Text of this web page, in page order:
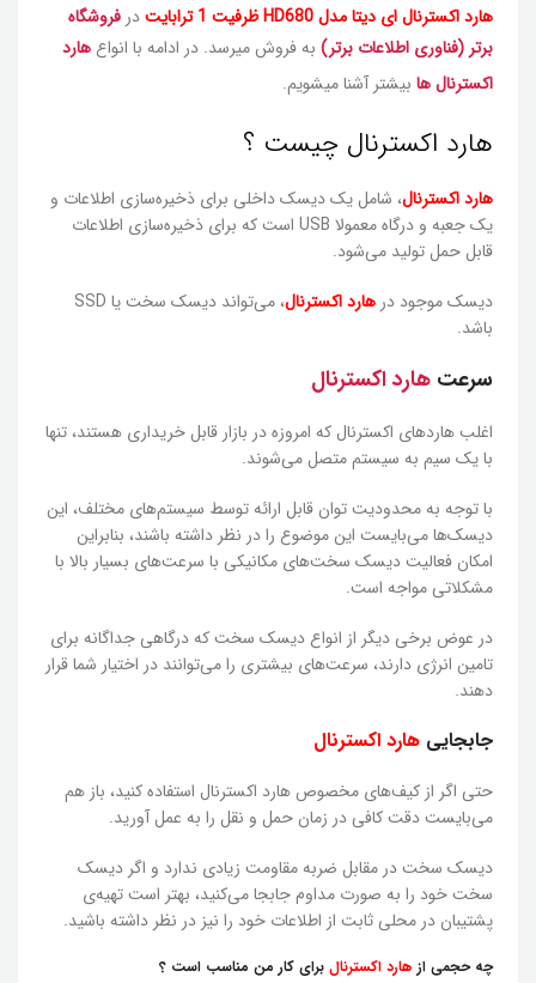
هارد اکسترنال ای دیتا مدل HD680 ظرفیت 1 ترابایت در فروشگاه
برتر (فناوری اطلاعات برتر) به فروش میرسد. در ادامه با انواعهارد
اکسترنال ها بیشتر آشنا میشویم.
هارد اکسترنال چیست ؟
هارد اکسترنال، شامل یک دیسک داخلی برای ذخیره‌سازی اطلاعات و
یک جعبه و درگاه معمولا USB است که برای ذخیره‌سازی اطلاعات
قابل حمل تولید می‌شود.
دیسک موجود در هارد اکسترنال
، می‌تواند دیسک سخت یا SSD
باشد.
سرعت هارد اکسترنال
اغلب هاردهای اکسترنال که امروزه در بازار قابل خریداری هستند، تنها
با یک سیم به سیستم متصل می‌شوند.
با توجه به محدودیت توان قابل ارائه توسط سیستم‌های مختلف، این
دیسک‌ها می‌بایست این موضوع را در نظر داشته باشند، بنابراین
امکان فعالیت دیسک سخت‌های مکانیکی با سرعت‌های بسیار بالا با
مشکلاتی مواجه است.
در عوض برخی دیگر از انواع دیسک سخت که درگاهی جداگانه برای
تامین انرژی دارند، سرعت‌های بیشتری را می‌توانند در اختیار شما قرار
دهند.
جابجایی هارد اکسترنال
حتی اگر از کیف‌های مخصوص هارد اکسترنال استفاده کنید، باز هم
می‌بایست دقت کافی در زمان حمل و نقل را به عمل آورید.
دیسک سخت در مقابل ضربه مقاومت زیادی ندارد و اگر دیسک
سخت خود را به صورت مداوم جابجا می‌کنید، بهتر است تهیه‌ی
پشتیبان در محلی ثابت از اطلاعات خود را نیز در نظر داشته باشید.
چه حجمی از هارد اکسترنال برای کار من مناسب است ؟